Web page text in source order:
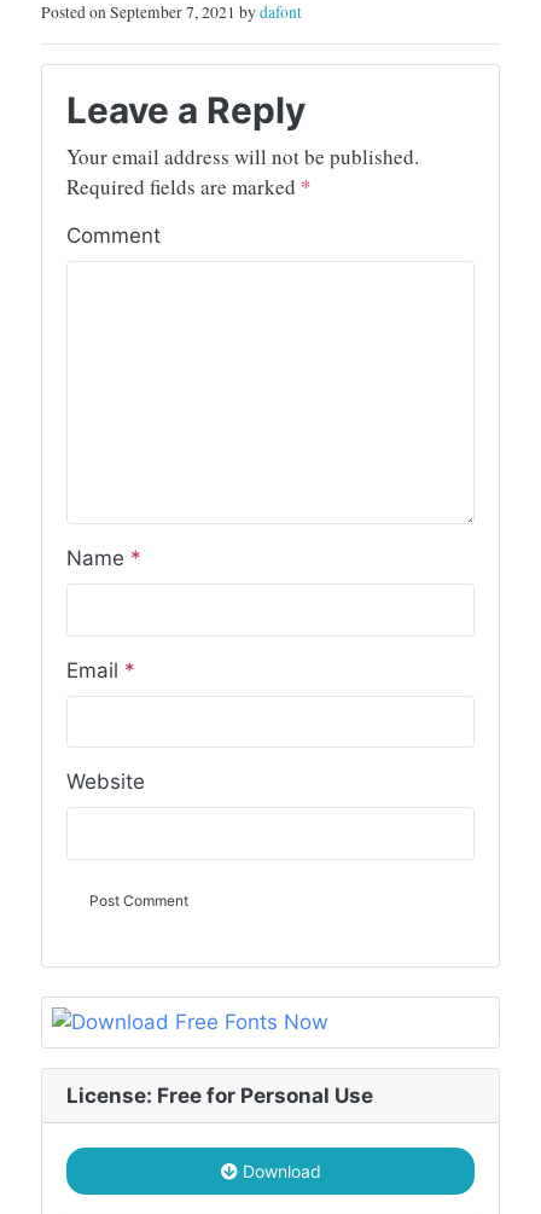
Posted on September 7, 2021 bydafont
Leave a Reply
Your email address will not be published.
Required fields are marked *
Comment
Name *
Email *
Website
License: Free for Personal Use
Download